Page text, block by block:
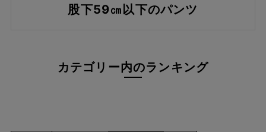
股下59㎝以下のパンツ
カテゴリー内のランキング
レッド系
グリーン系